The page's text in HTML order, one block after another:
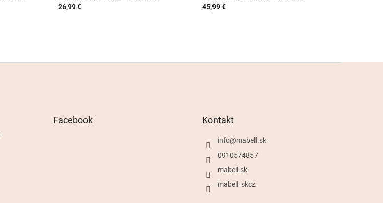
26,99 €
45,99 €
Facebook Kontakt
info@mabell.sk
0910574857
mabell.sk
mabell_skcz